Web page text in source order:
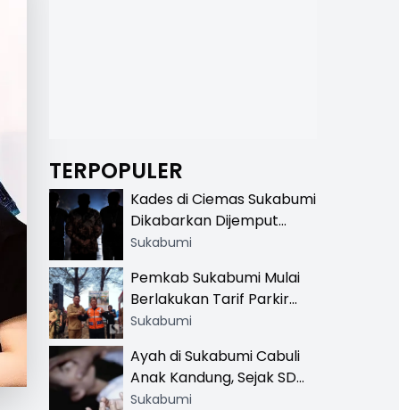
TERPOPULER
Kades di Ciemas Sukabumi
Dikabarkan Dijemput
Satnarkoba, Polisi
Sukabumi
Pemkab Sukabumi Mulai
Berlakukan Tarif Parkir
Resmi di 13 Lokasi Wisata,
Khusus
Sukabumi
Ayah di Sukabumi Cabuli
Anak Kandung, Sejak SD
Hingga SMA
Sukabumi